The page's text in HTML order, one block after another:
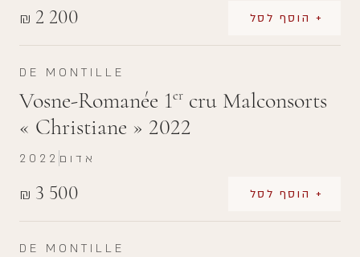
₪ 2 200 + הוסף לסל
DE MONTILLE
Vosne-Romanée 1er cru Malconsorts
« Christiane » 2022
₪ 3 500 + הוסף לסל
2022 אדום
DE MONTILLE